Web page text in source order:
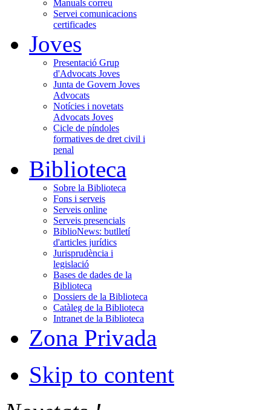
Manuals correu
Servei comunicacions
certificades
Joves
Presentació Grup
d'Advocats Joves
Junta de Govern Joves
Advocats
Notícies i novetats
Advocats Joves
Cicle de píndoles
formatives de dret civil i
penal
Biblioteca
Sobre la Biblioteca
Fons i serveis
Serveis online
Serveis presencials
BiblioNews: butlletí
d'articles jurídics
Jurisprudència i
legislació
Bases de dades de la
Biblioteca
Dossiers de la Biblioteca
Catàleg de la Biblioteca
Intranet de la Biblioteca
Zona Privada
Skip to content